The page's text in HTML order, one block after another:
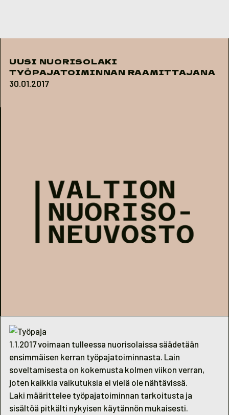
UUSI NUORISOLAKI
TYÖPAJATOIMINNAN RAAMITTAJANA
30.01.2017
1.1.2017 voimaan tulleessa nuorisolaissa säädetään
ensimmäisen kerran työpajatoiminnasta. Lain
soveltamisesta on kokemusta kolmen viikon verran,
joten kaikkia vaikutuksia ei vielä ole nähtävissä.
Laki määrittelee työpajatoiminnan tarkoitusta ja
sisältöä pitkälti nykyisen käytännön mukaisesti.